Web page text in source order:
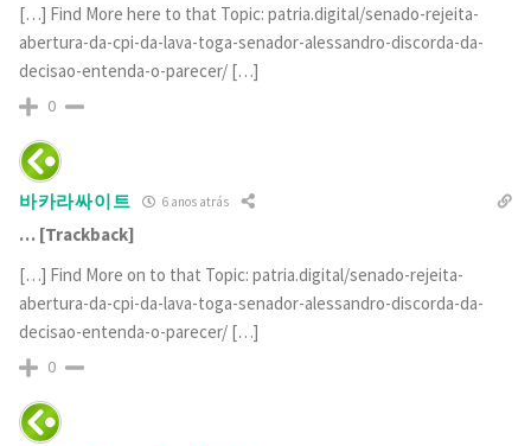
[…] Find More here to that Topic: patria.digital/senado-rejeita-
abertura-da-cpi-da-lava-toga-senador-alessandro-discorda-da-
decisao-entenda-o-parecer/ […]
0
바카라싸이트 6 anos atrás
… [Trackback]
[…] Find More on to that Topic: patria.digital/senado-rejeita-
abertura-da-cpi-da-lava-toga-senador-alessandro-discorda-da-
decisao-entenda-o-parecer/ […]
0